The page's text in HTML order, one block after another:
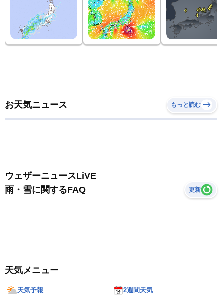
お天気ニュース もっと読む
ウェザーニュースLiVE
雨・雪に関するFAQ
更新
天気メニュー
天気予報 2週間天気